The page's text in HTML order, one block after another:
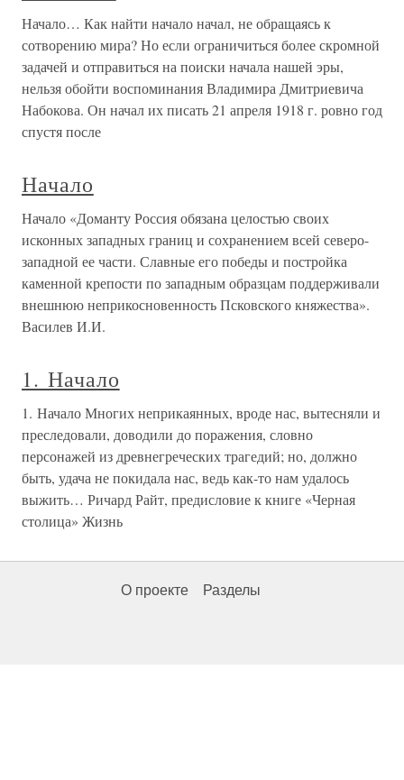
Начало… Как найти начало начал, не обращаясь к
сотворению мира? Но если ограничиться более скромной
задачей и отправиться на поиски начала нашей эры,
нельзя обойти воспоминания Владимира Дмитриевича
Набокова. Он начал их писать 21 апреля 1918 г. ровно год
спустя после
Начало
Начало «Доманту Россия обязана целостью своих
исконных западных границ и сохранением всей северо-
западной ее части. Славные его победы и постройка
каменной крепости по западным образцам поддерживали
внешнюю неприкосновенность Псковского княжества».
Василев И.И.
1. Начало
1. Начало Многих неприкаянных, вроде нас, вытесняли и
преследовали, доводили до поражения, словно
персонажей из древнегреческих трагедий; но, должно
быть, удача не покидала нас, ведь как-то нам удалось
выжить… Ричард Райт, предисловие к книге «Черная
столица» Жизнь
О проекте Разделы